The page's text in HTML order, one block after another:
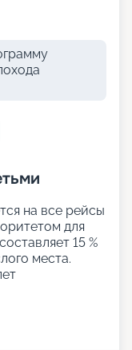
на все рейсы
для
15 %
места.